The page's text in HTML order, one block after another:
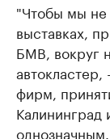
"Чтобы мы не
выставках,
БМВ, вокруг
фирм,
Калининград